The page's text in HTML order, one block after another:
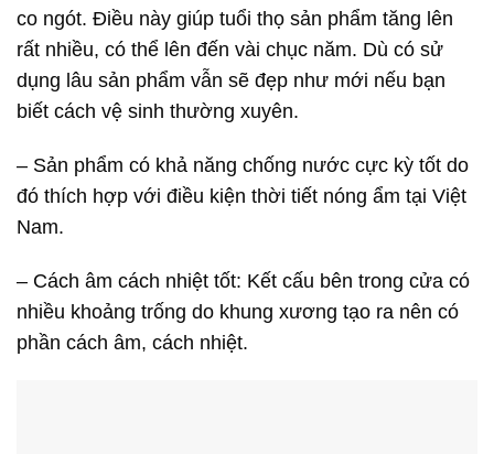
co ngót. Điều này giúp tuổi thọ sản phẩm tăng lên
rất nhiều, có thể lên đến vài chục năm. Dù có sử
dụng lâu sản phẩm vẫn sẽ đẹp như mới nếu bạn
biết cách vệ sinh thường xuyên.
– Sản phẩm có khả năng chống nước cực kỳ tốt do
đó thích hợp với điều kiện thời tiết nóng ẩm tại Việt
Nam.
– Cách âm cách nhiệt tốt: Kết cấu bên trong cửa có
nhiều khoảng trống do khung xương tạo ra nên có
phần cách âm, cách nhiệt.